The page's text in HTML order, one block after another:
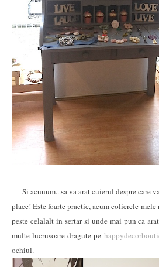
Si acuuum...sa va arat cuierul despre care
place! Este foarte practic, acum colierele
peste celalalt in sertar si unde mai pun ca
multe lucrusoare dragute pe
ochiul.